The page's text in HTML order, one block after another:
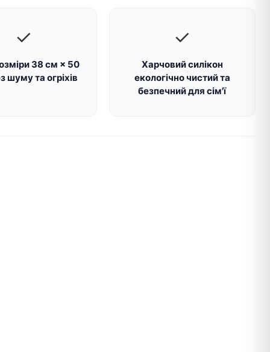
✓
38 см × 50
шуму та огріхів
✓
Харчовий силікон
екологічно чистий та
безпечний для сім'ї